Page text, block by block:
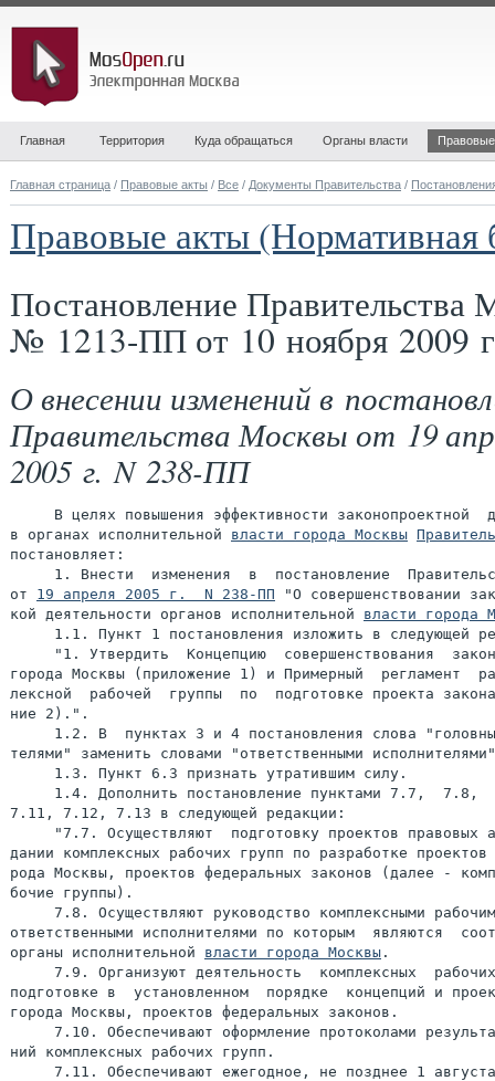
Главная Территория Куда обращаться Органы власти
Главная страница / Правовые акты / Все / Документы Правительства /
Правовые акты (Нормативная
Постановление Правительства
№ 1213-ПП от 10 ноября 2009
О внесении изменений в
Правительства Москвы от 19
2005 г. N 238-ПП
В целях повышения эффективности законопроектной
в органах исполнительной власти города Москвы
постановляет:
1. Внести  изменения  в  постановление
от 19 апреля 2005 г.  N 238-ПП "О совершенствовании
кой деятельности органов исполнительной власти города
1.1. Пункт 1 постановления изложить в следующей
"1. Утвердить  Концепцию  совершенствования
города Москвы (приложение 1) и Примерный  регламент
лексной  рабочей  группы  по  подготовке проекта
ние 2).".
1.2. В  пунктах 3 и 4 постановления слова
телями" заменить словами "ответственными
     1.3. Пункт 6.3 признать утратившим силу.
1.4. Дополнить постановление пунктами 7.7,  7.8,
7.11, 7.12, 7.13 в следующей редакции:
"7.7. Осуществляют  подготовку проектов правовых
дании комплексных рабочих групп по разработке
рода Москвы, проектов федеральных законов (далее -
бочие группы).
7.8. Осуществляют руководство комплексными
ответственными исполнителями по которым  являются
органы исполнительной власти города Москвы .
7.9. Организуют деятельность  комплексных
подготовке в  установленном  порядке  концепций и
города Москвы, проектов федеральных законов.
7.10. Обеспечивают оформление протоколами
ний комплексных рабочих групп.
7.11. Обеспечивают ежегодное, не позднее 1